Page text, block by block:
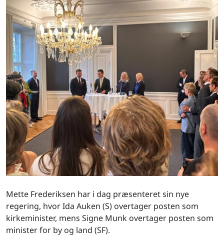
Mette Frederiksen har i dag præsenteret sin nye
regering, hvor Ida Auken (S) overtager posten som
kirkeminister, mens Signe Munk overtager posten som
minister for by og land (SF).